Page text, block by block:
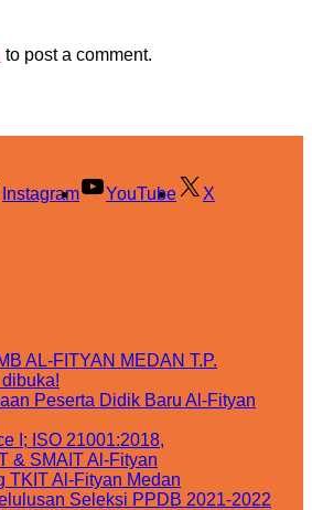
to post a comment.
Instagram YouTube
X
AL-FITYAN MEDAN T.P.
Peserta Didik Baru Al-Fityan
I; ISO 21001:2018,
& SMAIT Al-Fityan
TKIT Al-Fityan Medan
Seleksi PPDB 2021-2022